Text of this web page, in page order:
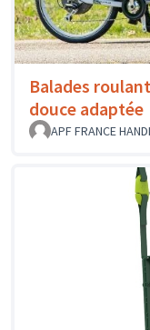
Balades
douce adaptée
APF FRANCE